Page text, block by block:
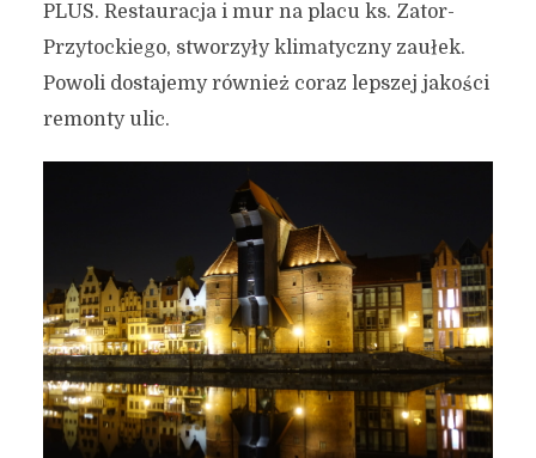
PLUS. Restauracja i mur na placu ks. Zator-
Przytockiego, stworzyły klimatyczny zaułek.
Powoli dostajemy również coraz lepszej jakości
remonty ulic.